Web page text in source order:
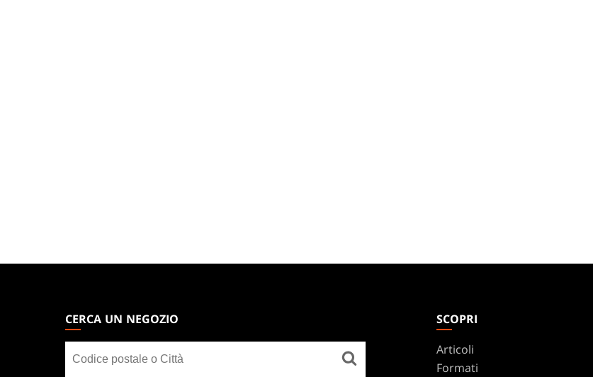
GATHERINGCERCA UN NEGOZIO
un
SCOPRI
Articoli
Formati